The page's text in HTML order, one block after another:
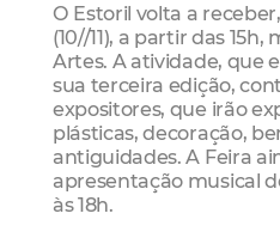
O Estoril volta a
(10//11), a partir das
Artes. A atividade, que
sua terceira edição,
expositores, que irão
plásticas, decoração,
antiguidades. A Feira
apresentação musical
às 18h.